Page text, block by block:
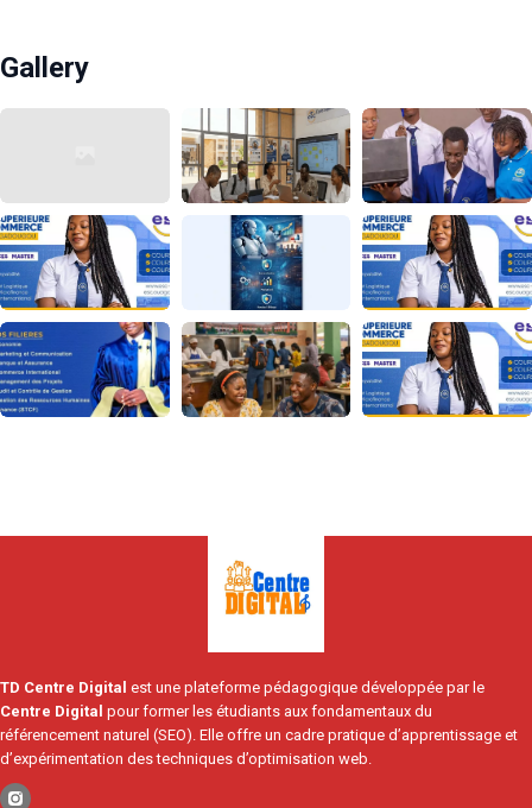
Gallery
TD Centre Digital est une plateforme pédagogique développée par le
Centre Digital pour former les étudiants aux fondamentaux du
référencement naturel (SEO). Elle offre un cadre pratique d’apprentissage et
d’expérimentation des techniques d’optimisation web.